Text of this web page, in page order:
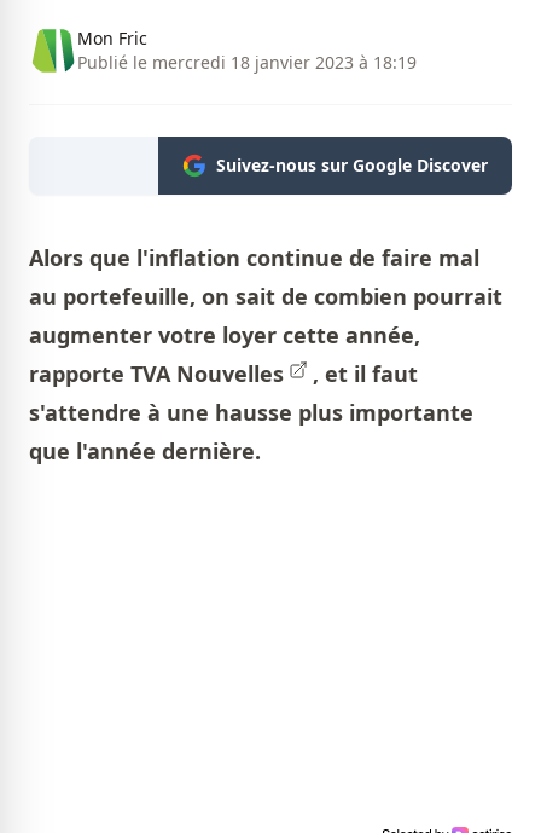
Mon Fric
Publié le mercredi 18 janvier 2023 à 18:19
Suivez-nous sur Google Discover
Alors que l'inflation continue de faire mal
au portefeuille, on sait de combien pourrait
augmenter votre loyer cette année,
rapporte TVA Nouvelles
, et il faut
s'attendre à une hausse plus importante
que l'année dernière.